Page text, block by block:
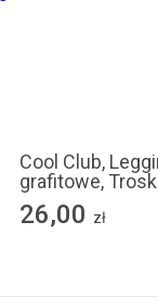
Cool Club,
grafitowe,
26,00 zł